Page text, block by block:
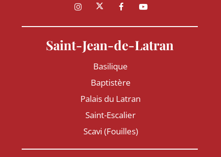
Saint-Jean-de-Latran
Basilique
Baptistère
Palais du Latran
Saint-Escalier
Scavi (Fouilles)